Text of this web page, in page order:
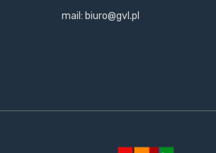
mail: biuro@gvl.pl